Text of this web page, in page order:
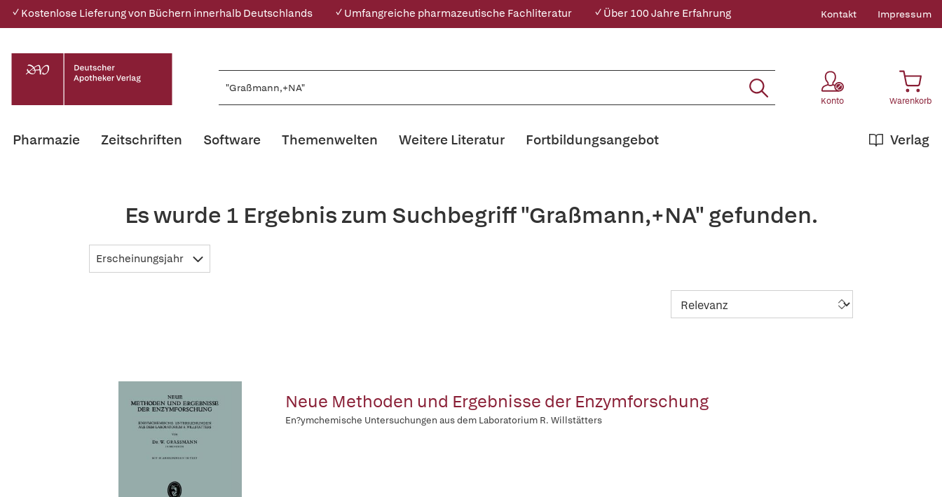
✓ Kostenlose Lieferung von Büchern innerhalb Deutschlands ✓ Umfangreiche pharmazeutische Fachliteratur ✓ Über 100 Jahre Erfahrung Kontakt Impressum
Konto Warenkorb
Pharmazie Zeitschriften Software Themenwelten Weitere Literatur Verlag
Fortbildungsangebot
Es wurde 1 Ergebnis zum Suchbegriff "Graßmann,+NA" gefunden.
Erscheinungsjahr
Neue Methoden und Ergebnisse der Enzymforschung
En?ymchemische Untersuchungen aus dem Laboratorium R. Willstätters